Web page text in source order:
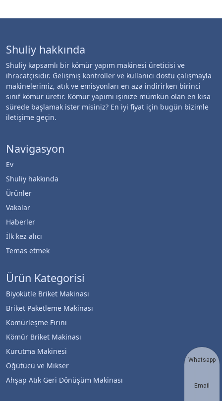
Shuliy hakkında
Shuliy kapsamlı bir kömür yapım makinesi üreticisi ve
ihracatçısıdır. Gelişmiş kontroller ve kullanıcı dostu çalışmayla
makinelerimiz, atık ve emisyonları en aza indirirken birinci
sınıf kömür üretir. Kömür yapımı işinize mümkün olan en kısa
sürede başlamak ister misiniz? En iyi fiyat için bugün bizimle
iletişime geçin.
Navigasyon
Ev
Shuliy hakkında
Ürünler
Vakalar
Haberler
İlk kez alıcı
Temas etmek
Ürün Kategorisi
Biyokütle Briket Makinası
Briket Paketleme Makinası
Kömürleşme Fırını
Kömür Briket Makinası
Kurutma Makinesi
Öğütücü ve Mikser
Ahşap Atık Geri Dönüşüm Makinası
Whatsapp
Email